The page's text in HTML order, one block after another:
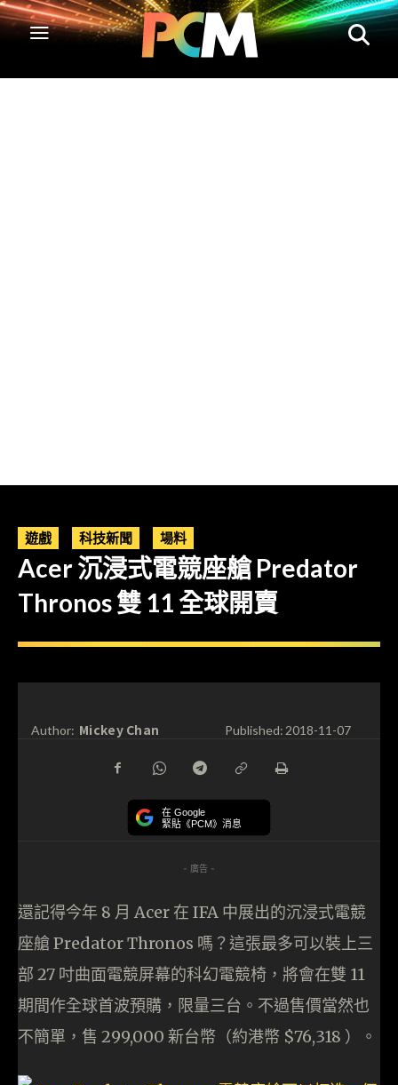
遊戲 科技新聞 場料
Acer 沉浸式電競座艙 Predator
Thronos 雙 11 全球開賣
Author: Mickey Chan Published:2018-11-07
在 Google
緊貼《PCM》消息
- 廣告 -
還記得今年 8 月 Acer 在 IFA 中展出的沉浸式電競
座艙 Predator Thronos 嗎？這張最多可以裝上三
部 27 吋曲面電競屏幕的科幻電競椅，將會在雙 11
期間作全球首波預購，限量三台。不過售價當然也
不簡單，售 299,000 新台幣（約港幣 $76,318 ）。